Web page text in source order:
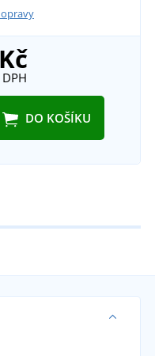
DO KOŠÍKU